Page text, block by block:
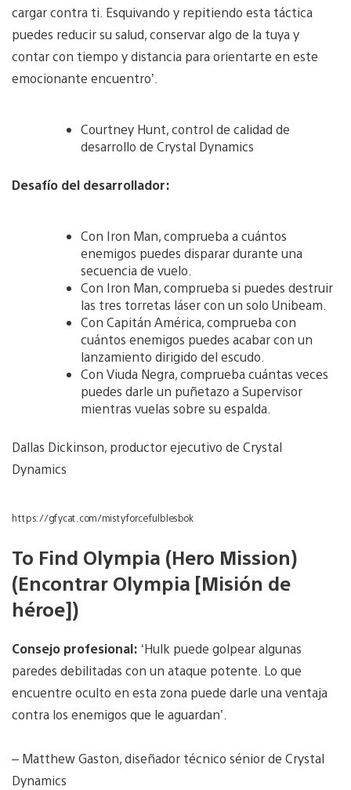
cargar contra ti. Esquivando y repitiendo esta táctica
puedes reducir su salud, conservar algo de la tuya y
contar con tiempo y distancia para orientarte en este
emocionante encuentro’.
Courtney Hunt, control de calidad de
desarrollo de Crystal Dynamics
Desafío del desarrollador:
Con Iron Man, comprueba a cuántos
enemigos puedes disparar durante una
secuencia de vuelo.
Con Iron Man, comprueba si puedes destruir
las tres torretas láser con un solo Unibeam.
Con Capitán América, comprueba con
cuántos enemigos puedes acabar con un
lanzamiento dirigido del escudo.
Con Viuda Negra, comprueba cuántas veces
puedes darle un puñetazo a Supervisor
mientras vuelas sobre su espalda.
Dallas Dickinson, productor ejecutivo de Crystal
Dynamics
https://gfycat.com/mistyforcefulblesbok
To Find Olympia (Hero Mission)
(Encontrar Olympia [Misión de
héroe])
Consejo profesional: ‘Hulk puede golpear algunas
paredes debilitadas con un ataque potente. Lo que
encuentre oculto en esta zona puede darle una ventaja
contra los enemigos que le aguardan’.
– Matthew Gaston, diseñador técnico sénior de Crystal
Dynamics